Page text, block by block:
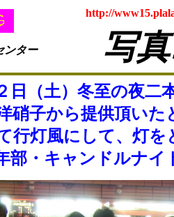
http://
写
ンター
（土）冬至の夜二
硝子から提供頂い
行灯風にして、灯
部・キャンドルナ